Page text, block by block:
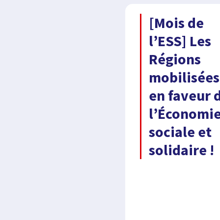
[Mois de
l’ESS] Les
Régions
mobilisées
en faveur
sociale et
solidaire !